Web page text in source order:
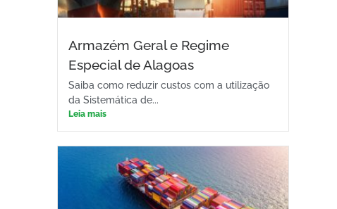
Armazém Geral e Regime
Especial de Alagoas
Saiba como reduzir custos com a utilização
da Sistemática de...
Leia mais